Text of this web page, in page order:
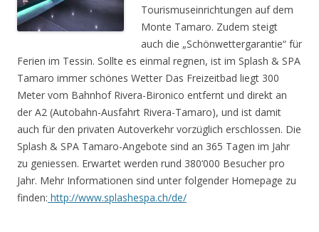
Tourismuseinrichtungen auf dem
Monte Tamaro. Zudem steigt
auch die „Schönwettergarantie“ für
Ferien im Tessin. Sollte es einmal regnen, ist im Splash & SPA
Tamaro immer schönes Wetter Das Freizeitbad liegt 300
Meter vom Bahnhof Rivera-Bironico entfernt und direkt an
der A2 (Autobahn-Ausfahrt Rivera-Tamaro), und ist damit
auch für den privaten Autoverkehr vorzüglich erschlossen. Die
Splash & SPA Tamaro-Angebote sind an 365 Tagen im Jahr
zu geniessen. Erwartet werden rund 380‘000 Besucher pro
Jahr. Mehr Informationen sind unter folgender Homepage zu
finden: http://www.splashespa.ch/de/